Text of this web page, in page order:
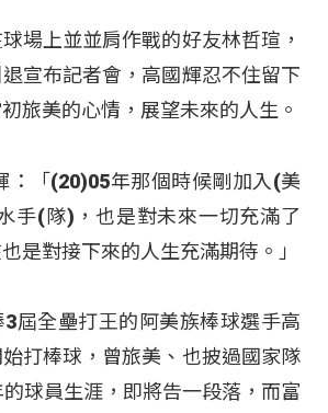
場上並並肩作戰的好友林哲瑄，
宣布記者會，高國輝忍不住留下
旅美的心情，展望未來的人生。
：「(20)05年那個時候剛加入(美
手(隊)，也是對未來一切充滿了
是對接下來的人生充滿期待。」
屆全壘打王的阿美族棒球選手高
打棒球，曾旅美、也披過國家隊
球員生涯，即將告一段落，而富